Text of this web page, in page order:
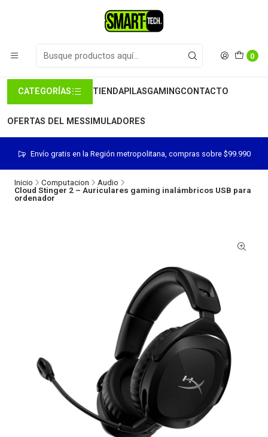
0
CATEGORÍAS TIENDAPILASGAMINGCONTACTO
OFERTAS DEL MESSIMULADORES
Envío gratis en la Región metropolitana, compras sobre $99.990
Inicio Computacion
Audio
Cloud Stinger 2 – Auriculares gaming inalámbricos USB para
ordenador